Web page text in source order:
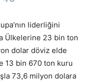
liderliğini
Ülkelerine 23 bin ton
dolar döviz elde
13 bin 670 ton kuru
73,6 milyon dolara